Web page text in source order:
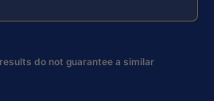
do not guarantee a similar